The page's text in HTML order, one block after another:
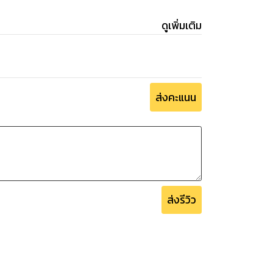
ดูเพิ่มเติม
ส่งคะแนน
ส่งรีวิว